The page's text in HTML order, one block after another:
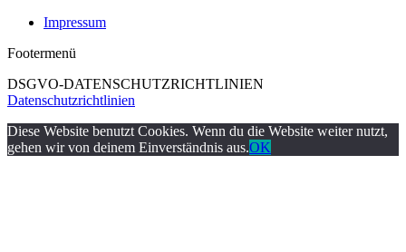
Impressum
Footermenü
DSGVO-DATENSCHUTZRICHTLINIEN
Datenschutzrichtlinien
Diese Website benutzt Cookies. Wenn du die Website weiter nutzt,
gehen wir von deinem Einverständnis aus.OK